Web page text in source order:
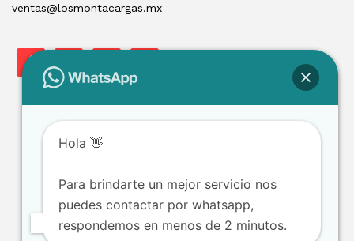
ventas@losmontacargas.mx
Copyright © 2025 Los Montacargas RTE
Hola 👋
Para brindarte un mejor servicio nos
puedes contactar por whatsapp,
respondemos en menos de 2 minutos.